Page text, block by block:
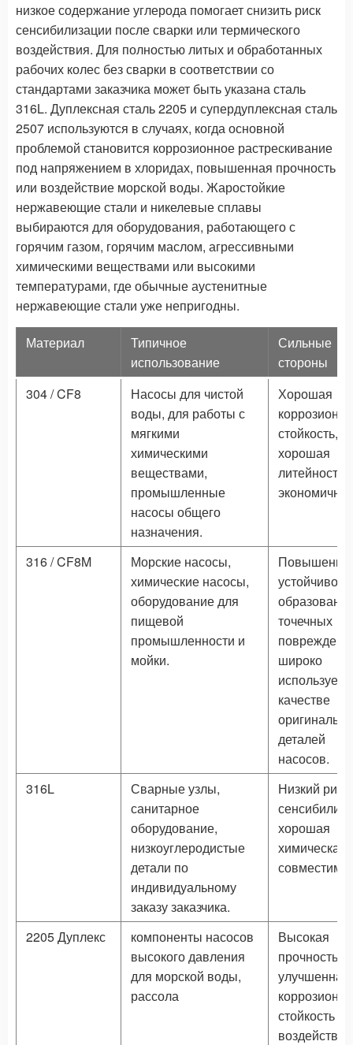
низкое содержание углерода помогает снизить риск
сенсибилизации после сварки или термического
воздействия. Для полностью литых и обработанных
рабочих колес без сварки в соответствии со
стандартами заказчика может быть указана сталь
316L. Дуплексная сталь 2205 и супердуплексная сталь
2507 используются в случаях, когда основной
проблемой становится коррозионное растрескивание
под напряжением в хлоридах, повышенная прочность
или воздействие морской воды. Жаростойкие
нержавеющие стали и никелевые сплавы
выбираются для оборудования, работающего с
горячим газом, горячим маслом, агрессивными
химическими веществами или высокими
температурами, где обычные аустенитные
нержавеющие стали уже непригодны.
Материал
Типичное
использование
Сильные
стороны
304 / CF8
Насосы для чистой
воды, для работы с
мягкими
химическими
веществами,
промышленные
насосы общего
назначения.
Хорошая
стойкость,
хорошая
литейность,
316 / CF8M
Морские насосы,
химические насосы,
оборудование для
пищевой
промышленности и
мойки.
точечных
широко
качестве
деталей
насосов.
316L
Сварные узлы,
санитарное
оборудование,
низкоуглеродистые
детали по
индивидуальному
заказу заказчика.
Низкий риск
хорошая
химическая
2205 Дуплекс
компоненты насосов
высокого давления
для морской воды,
рассола
Высокая
прочность,
улучшенная
стойкость к